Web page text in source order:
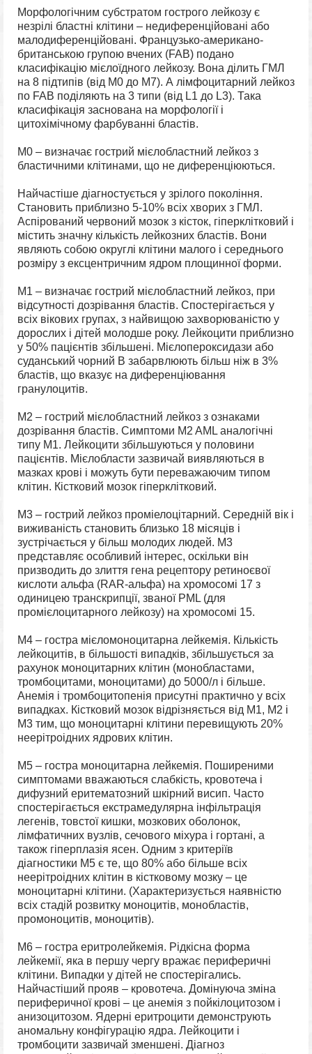
Морфологічним субстратом гострого лейкозу є
незрілі бластні клітини – недиференційовані або
малодиференційовані. Французько-американо-
британською групою вчених (FAB) подано
класифікацію мієлоїдного лейкозу. Вона ділить ГМЛ
на 8 підтипів (від M0 до M7). А лімфоцитарний лейкоз
по FAB поділяють на 3 типи (від L1 до L3). Така
класифікація заснована на морфології і
цитохімічному фарбуванні бластів.
М0 – визначає гострий мієлобластний лейкоз з
бластичними клітинами, що не диференціюються.
Найчастіше діагностується у зрілого покоління.
Становить приблизно 5-10% всіх хворих з ГМЛ.
Аспірований червоний мозок з кісток, гіперклітковий і
містить значну кількість лейкозних бластів. Вони
являють собою округлі клітини малого і середнього
розміру з ексцентричним ядром площинної форми.
М1 – визначає гострий мієлобластний лейкоз, при
відсутності дозрівання бластів. Спостерігається у
всіх вікових групах, з найвищою захворюваністю у
дорослих і дітей молодше року. Лейкоцити приблизно
у 50% пацієнтів збільшені. Мієлопероксидази або
суданський чорний B забарвлюють більш ніж в 3%
бластів, що вказує на диференціювання
гранулоцитів.
М2 – гострий мієлобластний лейкоз з ознаками
дозрівання бластів. Симптоми M2 AML аналогічні
типу M1. Лейкоцити збільшуються у половини
пацієнтів. Мієлобласти зазвичай виявляються в
мазках крові і можуть бути переважаючим типом
клітин. Кістковий мозок гіперклітковий.
M3 – гострий лейкоз проміелоцітарний. Середній вік і
виживаність становить близько 18 місяців і
зустрічається у більш молодих людей. M3
представляє особливий інтерес, оскільки він
призводить до злиття гена рецептору ретиноєвої
кислоти альфа (RAR-альфа) на хромосомі 17 з
одиницею транскрипції, званої PML (для
промієлоцитарного лейкозу) на хромосомі 15.
М4 – гостра мієломоноцитарна лейкемія. Кількість
лейкоцитів, в більшості випадків, збільшується за
рахунок моноцитарних клітин (монобластами,
тромбоцитами, моноцитами) до 5000/л і більше.
Анемія і тромбоцитопенія присутні практично у всіх
випадках. Кістковий мозок відрізняється від M1, M2 і
M3 тим, що моноцитарні клітини перевищують 20%
неерітроідних ядрових клітин.
М5 – гостра моноцитарна лейкемія. Поширеними
симптомами вважаються слабкість, кровотеча і
дифузний еритематозний шкірний висип. Часто
спостерігається екстрамедулярна інфільтрація
легенів, товстої кишки, мозкових оболонок,
лімфатичних вузлів, сечового міхура і гортані, а
також гіперплазія ясен. Одним з критеріїв
діагностики M5 є те, що 80% або більше всіх
неерітроідних клітин в кістковому мозку – це
моноцитарні клітини. (Характеризується наявністю
всіх стадій розвитку моноцитів, монобластів,
промоноцитів, моноцитів).
М6 – гостра еритролейкемія. Рідкісна форма
лейкемії, яка в першу чергу вражає периферичні
клітини. Випадки у дітей не спостерігались.
Найчастіший прояв – кровотеча. Домінуюча зміна
периферичної крові – це анемія з пойкілоцитозом і
анизоцитозом. Ядерні еритроцити демонструють
аномальну конфігурацію ядра. Лейкоцити і
тромбоцити зазвичай зменшені. Діагноз